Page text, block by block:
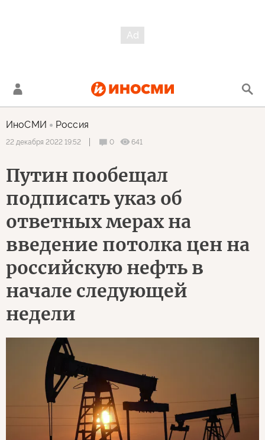
ИноСМИ Россия
22 декабря 2022 19:52 0 641
Путин пообещал
подписать указ об
ответных мерах на
введение потолка цен на
российскую нефть в
начале следующей
недели